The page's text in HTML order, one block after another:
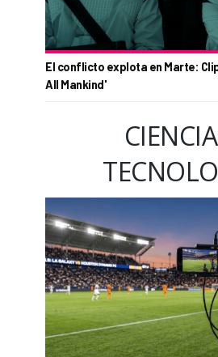
El conflicto explota en Marte:
All Mankind'